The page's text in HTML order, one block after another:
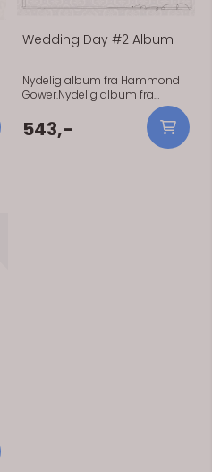
Wedding Day #2 Album
Nydelig album fra Hammond
Gower.Nydelig album fra
255X305mm, 40 sider og med
skilleark. OBS! Teksten "And they
lived Happily Ever After" på
543,-